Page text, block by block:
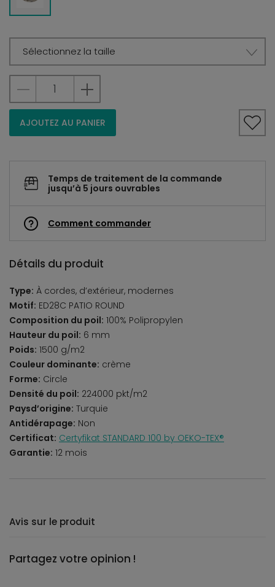
Sélectionnez la taille
AJOUTEZ AU PANIER
Temps de traitement de la commande
jusqu’à 5 jours ouvrables
Comment commander
Détails du produit
Type: À cordes, d’extérieur, modernes
Motif: ED28C PATIO ROUND
Composition du poil: 100% Polipropylen
Hauteur du poil: 6 mm
Poids: 1500 g/m2
Couleur dominante: crème
Forme: Circle
Densité du poil: 224000 pkt/m2
Paysd’origine: Turquie
Antidérapage: Non
Certificat: Certyfikat STANDARD 100 by OEKO-TEX®
Garantie: 12 mois
Avis sur le produit
Partagez votre opinion !